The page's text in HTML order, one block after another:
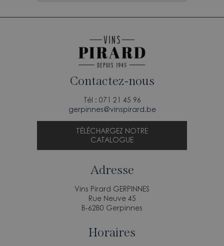
Contactez-nous
Tél : 071 21 45 96
gerpinnes@vinspirard.be
TÉLÉCHARGEZ NOTRE
CATALOGUE
Adresse
Vins Pirard GERPINNES
Rue Neuve 45
B-6280 Gerpinnes
Horaires